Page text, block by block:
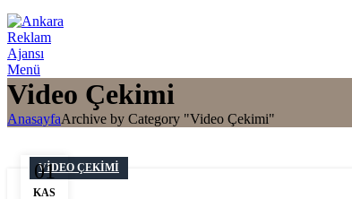
Menü
Video Çekimi
AnasayfaArchive by Category "Video Çekimi"
01
KAS
VIDEO ÇEKIMI